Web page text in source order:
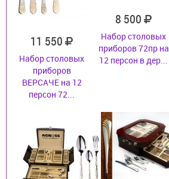
11 550
Набор столовых
приборов
ВЕРСАЧЕ на 12
персон 72...
8 500
Набор столовых
приборов 72пр на
12 персон в дер...